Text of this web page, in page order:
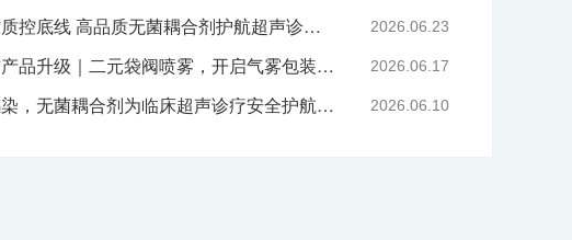
严守医用耗材质控底线 高品质无菌耦合剂护航超声诊疗院感安全-武汉耦合医学 2026.06.23
技术赋能喷雾产品升级｜二元袋阀喷雾，开启气雾包装新工艺时代 2026.06.17
告别刺激与感染，无菌耦合剂为临床超声诊疗安全护航-武汉耦合医学 2026.06.10